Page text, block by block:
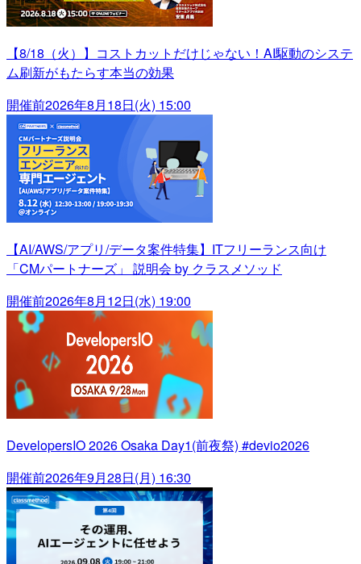
【8/18（火）】コストカットだけじゃない！AI駆動のシステ
ム刷新がもたらす本当の効果
開催前2026年8月18日(火) 15:00
【AI/AWS/アプリ/データ案件特集】ITフリーランス向け
「CMパートナーズ」 説明会 by クラスメソッド
開催前2026年8月12日(水) 19:00
DevelopersIO 2026 Osaka Day1(前夜祭) #devio2026
開催前2026年9月28日(月) 16:30